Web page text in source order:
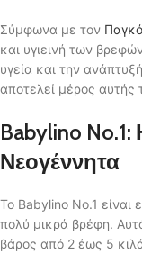
Σύμφωνα με τον
και υγιεινή των
υγεία και την
αποτελεί μέρος αυτής
Babylino No.1:
Νεογέννητα
Το Babylino No.1 είναι
πολύ μικρά βρέφη.
βάρος από 2 έως 5